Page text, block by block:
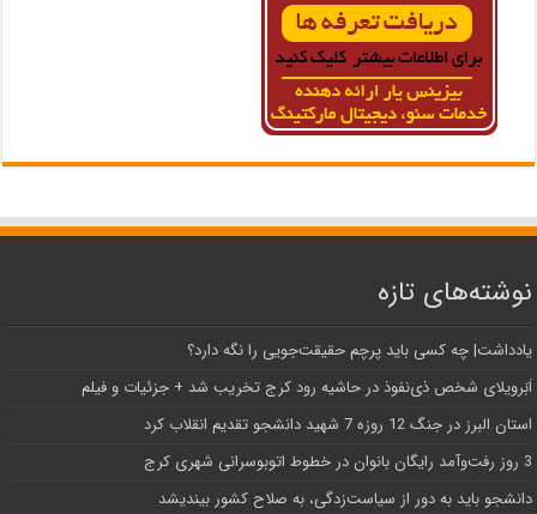
نوشته‌های تازه
یادداشت| ‌چه کسی باید پرچم حقیقت‌جویی را نگه دارد؟
اَبَر‌ویلای شخص ذی‌نفوذ در حاشیه‌ رود کرج تخریب شد + جزئیات و فیلم
استان البرز در جنگ 12 روزه 7 شهید دانشجو تقدیم انقلاب کرد
3 روز رفت‌وآمد رایگان بانوان در خطوط اتوبوسرانی شهری کرج
دانشجو باید به دور از سیاست‌زدگی، به صلاح کشور بیندیشد